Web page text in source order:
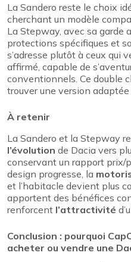
La Sandero reste le choix
cherchant un modèle
La Stepway, avec sa garde
protections spécifiques et
s’adresse plutôt à ceux qui
affirmé, capable de
conventionnels. Ce double
trouver une version adaptée
À retenir
La Sandero et la Stepway
l’évolution de Dacia vers
conservant un rapport prix/
design progresse, la
et l’habitacle devient plus
apportent des bénéfices
renforcent l’attractivité
Conclusion : pourquoi
acheter ou vendre une